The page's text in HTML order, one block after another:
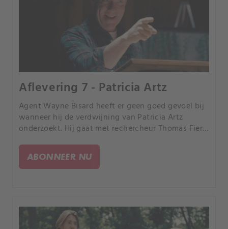
Aflevering 7 - Patricia Artz
Agent Wayne Bisard heeft er geen goed gevoel bij
wanneer hij de verdwijning van Patricia Artz
onderzoekt. Hij gaat met rechercheur Thomas Fiero
met haar man Kevin Lloyd Artz eigenaar was.
ABONNEER NU